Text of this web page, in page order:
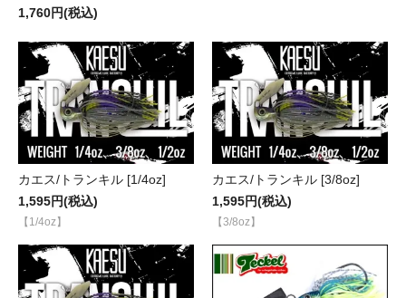
1,760円(税込)
カエス/トランキル [1/4oz]
1,595円(税込)
【1/4oz】
カエス/トランキル [3/8oz]
1,595円(税込)
【3/8oz】